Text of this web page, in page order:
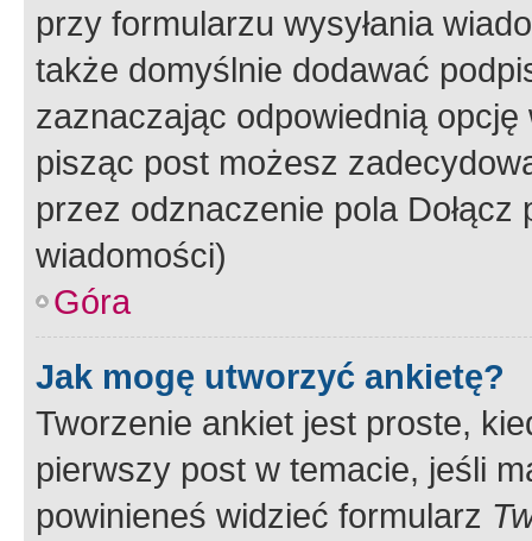
przy formularzu wysyłania
także domyślnie dodawać
zaznaczając odpowiednią
pisząc post możesz
przez odznaczenie pola
wiadomości)
Góra
Jak mogę utworzyć ankietę?
Tworzenie ankiet jest proste,
pierwszy post w temacie, jeśli
powinieneś widzieć formularz